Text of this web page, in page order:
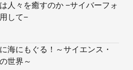
人々を癒すのか −サイバーフォ
して−
海にもぐる！～サイエンス・
世界～